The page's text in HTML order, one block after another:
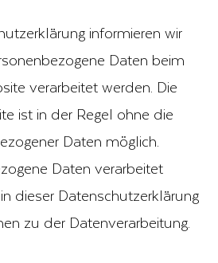
informieren wir
Daten beim
verarbeitet werden. Die
ist in der Regel ohne die
Daten möglich.
Daten verarbeitet
dieser Datenschutzerklärung
zu der Datenverarbeitung.